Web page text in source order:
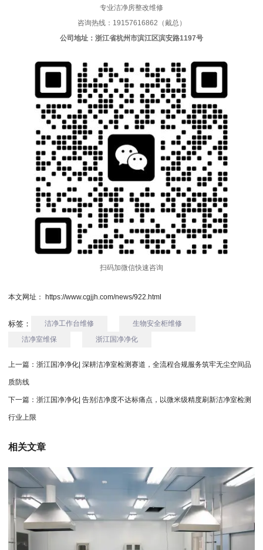
专业洁净房整改维修
咨询热线：19157616862（戴总）
公司地址：浙江省杭州市滨江区滨安路1197号
扫码加微信快速咨询
本文网址： https://www.cgjjh.com/news/922.html
标签： 洁净工作台维修
生物安全柜维修
洁净室维保
浙江国净净化
上一篇： 浙江国净净化| 深耕洁净室检测赛道，全流程合规服务筑牢无尘空间品
质防线
下一篇： 浙江国净净化| 告别洁净度不达标痛点，以微米级精度刷新洁净室检测
行业上限
相关文章